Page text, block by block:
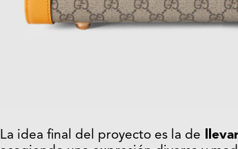
La idea final del proyecto es la de